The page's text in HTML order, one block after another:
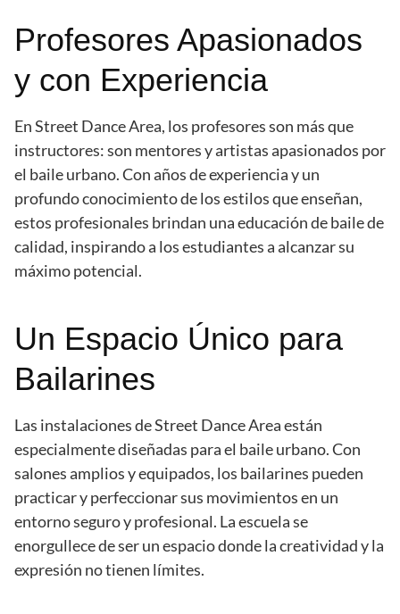
Profesores Apasionados
y con Experiencia
En Street Dance Area, los profesores son más que
instructores: son mentores y artistas apasionados por
el baile urbano. Con años de experiencia y un
profundo conocimiento de los estilos que enseñan,
estos profesionales brindan una educación de baile de
calidad, inspirando a los estudiantes a alcanzar su
máximo potencial.
Un Espacio Único para
Bailarines
Las instalaciones de Street Dance Area están
especialmente diseñadas para el baile urbano. Con
salones amplios y equipados, los bailarines pueden
practicar y perfeccionar sus movimientos en un
entorno seguro y profesional. La escuela se
enorgullece de ser un espacio donde la creatividad y la
expresión no tienen límites.